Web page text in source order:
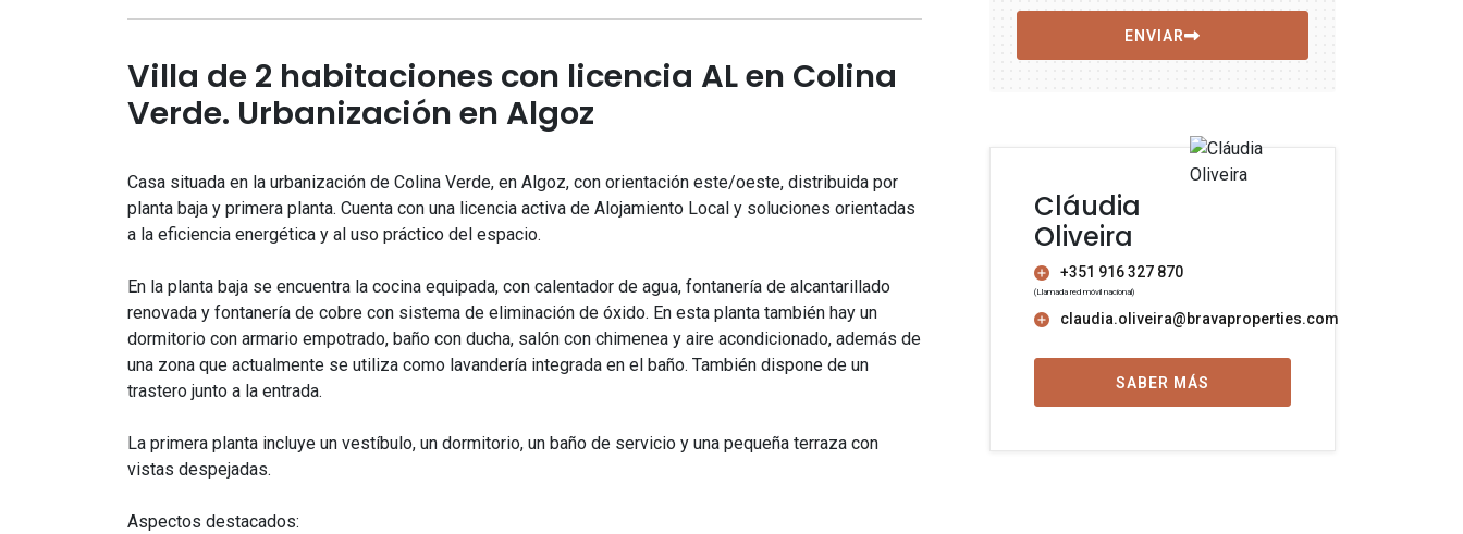
Villa de 2 habitaciones con licencia AL en Colina
Verde. Urbanización en Algoz
Casa situada en la urbanización de Colina Verde, en Algoz, con orientación este/oeste, distribuida por
planta baja y primera planta. Cuenta con una licencia activa de Alojamiento Local y soluciones orientadas
a la eficiencia energética y al uso práctico del espacio.
En la planta baja se encuentra la cocina equipada, con calentador de agua, fontanería de alcantarillado
renovada y fontanería de cobre con sistema de eliminación de óxido. En esta planta también hay un
dormitorio con armario empotrado, baño con ducha, salón con chimenea y aire acondicionado, además de
una zona que actualmente se utiliza como lavandería integrada en el baño. También dispone de un
trastero junto a la entrada.
La primera planta incluye un vestíbulo, un dormitorio, un baño de servicio y una pequeña terraza con
vistas despejadas.
Aspectos destacados:
ENVIAR
Cláudia
Oliveira
+351 916 327 870
(Llamada red móvil nacional)
claudia.oliveira@bravaproperties.com
SABER MÁS